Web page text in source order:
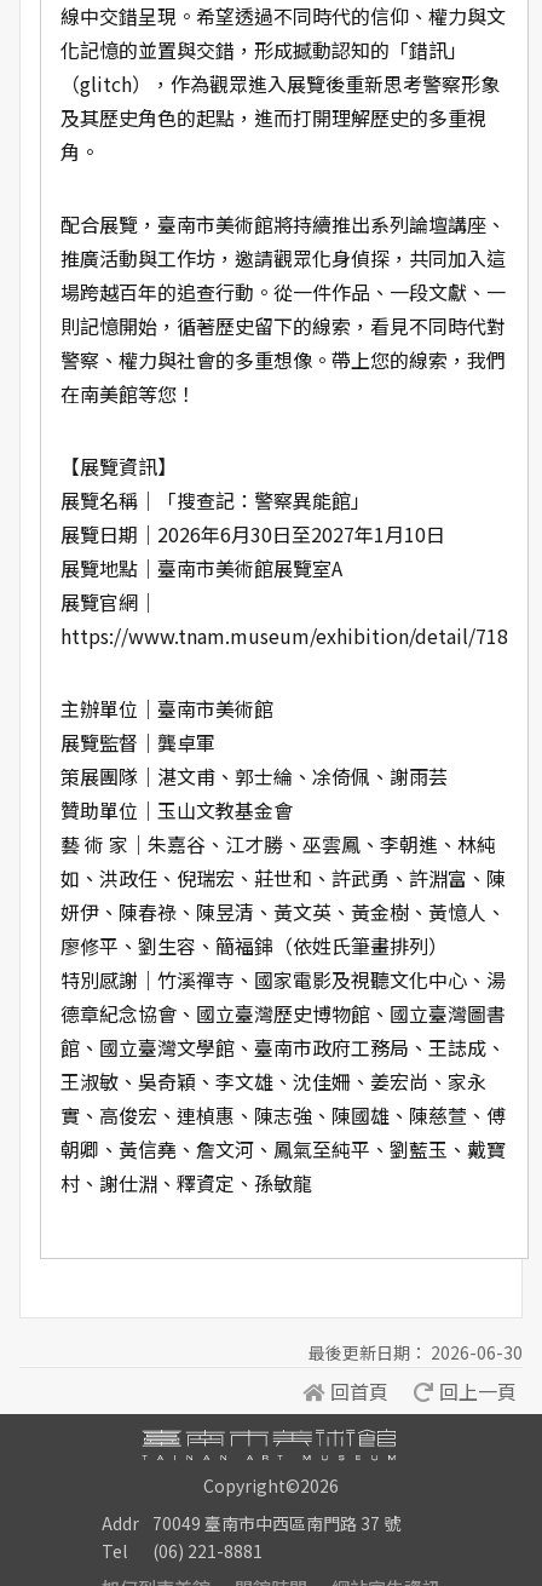
線中交錯呈現。希望透過不同時代的信仰、權力與文
化記憶的並置與交錯，形成撼動認知的「錯訊」
（glitch），作為觀眾進入展覽後重新思考警察形象
及其歷史角色的起點，進而打開理解歷史的多重視
角。
配合展覽，臺南市美術館將持續推出系列論壇講座、
推廣活動與工作坊，邀請觀眾化身偵探，共同加入這
場跨越百年的追查行動。從一件作品、一段文獻、一
則記憶開始，循著歷史留下的線索，看見不同時代對
警察、權力與社會的多重想像。帶上您的線索，我們
在南美館等您！
【展覽資訊】
展覽名稱｜「搜查記：警察異能館」
展覽日期｜2026年6月30日至2027年1月10日
展覽地點｜臺南市美術館展覽室A
展覽官網｜
https://www.tnam.museum/exhibition/detail/718
主辦單位｜臺南市美術館
展覽監督｜龔卓軍
策展團隊｜湛文甫、郭士綸、凃倚佩、謝雨芸
贊助單位｜玉山文教基金會
藝 術 家｜朱嘉谷、江才勝、巫雲鳳、李朝進、林純
如、洪政任、倪瑞宏、莊世和、許武勇、許淵富、陳
妍伊、陳春祿、陳昱清、黃文英、黃金樹、黃憶人、
廖修平、劉生容、簡福鋛（依姓氏筆畫排列）
特別感謝｜竹溪禪寺、國家電影及視聽文化中心、湯
德章紀念協會、國立臺灣歷史博物館、國立臺灣圖書
館、國立臺灣文學館、臺南市政府工務局、王誌成、
王淑敏、吳奇穎、李文雄、沈佳姍、姜宏尚、家永
實、高俊宏、連楨惠、陳志強、陳國雄、陳慈萱、傅
朝卿、黃信堯、詹文河、鳳氣至純平、劉藍玉、戴寶
村、謝仕淵、釋資定、孫敏龍
最後更新日期： 2026-06-30
回首頁 回上一頁
Copyright©2026
Addr 70049 臺南市中西區南門路 37 號
Tel
(06) 221-8881